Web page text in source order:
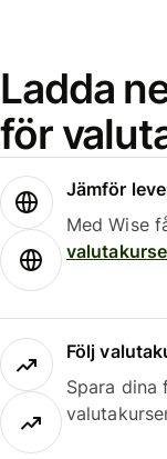
Ladda
för
Jämför
Med Wise
Följ
Spara